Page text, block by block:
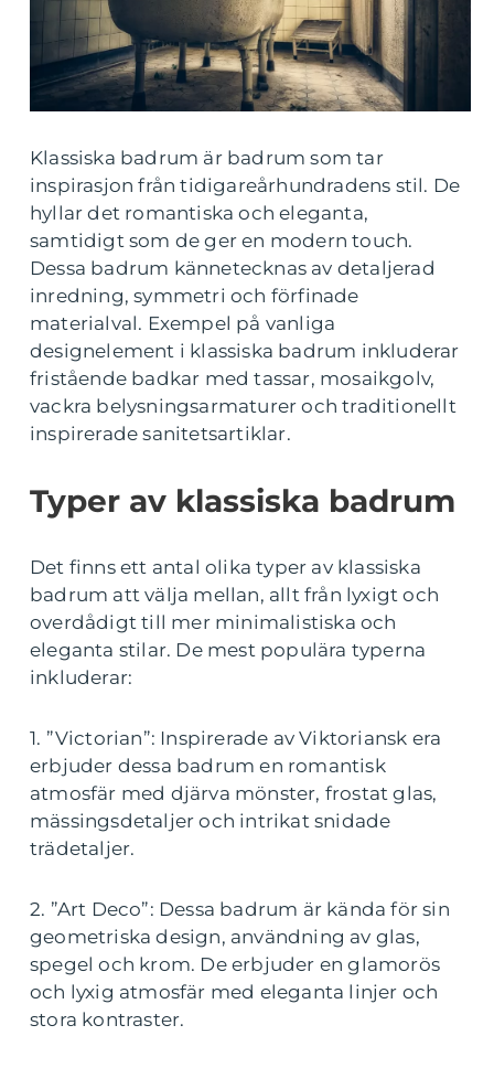
Klassiska badrum är badrum som tar
inspirasjon från tidigareårhundradens stil. De
hyllar det romantiska och eleganta,
samtidigt som de ger en modern touch.
Dessa badrum kännetecknas av detaljerad
inredning, symmetri och förfinade
materialval. Exempel på vanliga
designelement i klassiska badrum inkluderar
fristående badkar med tassar, mosaikgolv,
vackra belysningsarmaturer och traditionellt
inspirerade sanitetsartiklar.
Typer av klassiska badrum
Det finns ett antal olika typer av klassiska
badrum att välja mellan, allt från lyxigt och
overdådigt till mer minimalistiska och
eleganta stilar. De mest populära typerna
inkluderar:
1. ”Victorian”: Inspirerade av Viktoriansk era
erbjuder dessa badrum en romantisk
atmosfär med djärva mönster, frostat glas,
mässingsdetaljer och intrikat snidade
trädetaljer.
2. ”Art Deco”: Dessa badrum är kända för sin
geometriska design, användning av glas,
spegel och krom. De erbjuder en glamorös
och lyxig atmosfär med eleganta linjer och
stora kontraster.